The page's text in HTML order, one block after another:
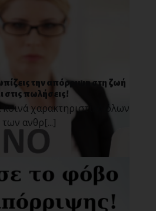
την απόρριψη στη ζωή
στις πωλήσεις!
χαρακτηριστικά όλων
των ανθρ[...]